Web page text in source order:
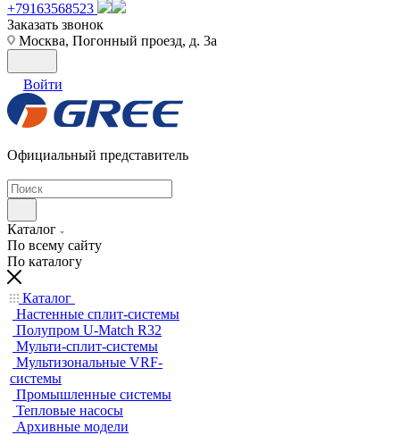
+79163568523
Заказать звонок
Москва, Погонный проезд, д. 3а
Войти
Официальный представитель
Каталог
По всему сайту
По каталогу
Каталог
Настенные сплит-системы
Полупром U-Match R32
Мульти-сплит-системы
Мультизональные VRF-
системы
Промышленные системы
Тепловые насосы
Архивные модели